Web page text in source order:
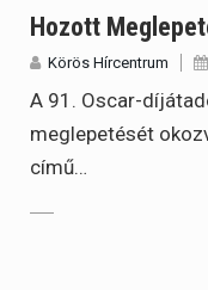
Hozott
Körös Hírcentrum
A 91. Oscar-
meglepetését
című…